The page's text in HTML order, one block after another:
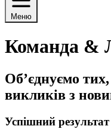
Меню
Команда &
Об’єднуємо
викликів з
Успішний